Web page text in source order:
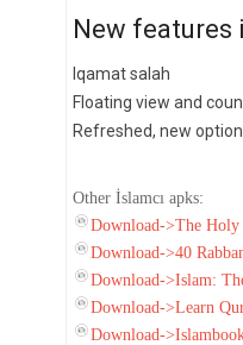
New features
Iqamat salah
Floating view and
Refreshed, new
Other İslamcı apks:
Download->The
Download->40
Download->Islam:
Download->Learn
Download-